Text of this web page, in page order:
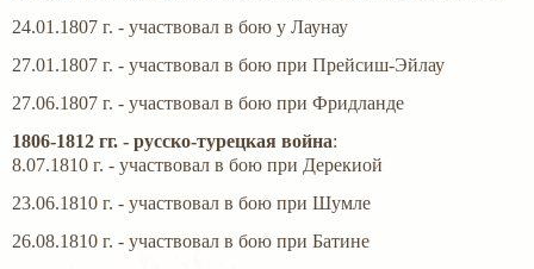
24.01.1807 г. - участвовал в бою у Лаунау
27.01.1807 г. - участвовал в бою при Прейсиш-Эйлау
27.06.1807 г. - участвовал в бою при Фридланде
1806-1812 гг. - русско-турецкая война:
8.07.1810 г. - участвовал в бою при Дерекиой
23.06.1810 г. - участвовал в бою при Шумле
26.08.1810 г. - участвовал в бою при Батине